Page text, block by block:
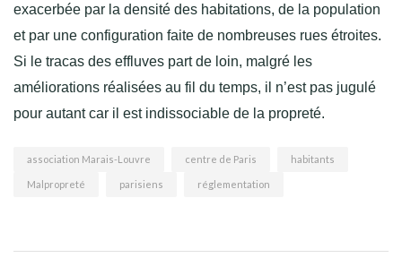
exacerbée par la densité des habitations, de la population
et par une configuration faite de nombreuses rues étroites.
Si le tracas des effluves part de loin, malgré les
améliorations réalisées au fil du temps, il n’est pas jugulé
pour autant car il est indissociable de la propreté.
association Marais-Louvre centre de Paris habitants
Malpropreté parisiens réglementation